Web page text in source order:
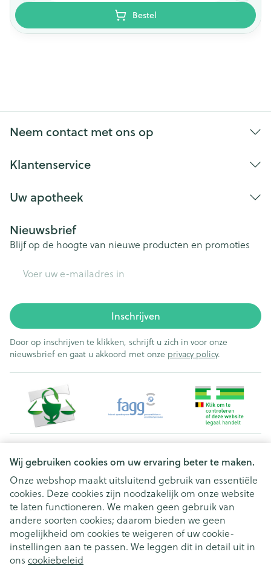
Wij gebruiken cookies om uw ervaring beter te maken.
Onze webshop maakt uitsluitend gebruik van essentiële
cookies. Deze cookies zijn noodzakelijk om onze website
te laten functioneren. We maken geen gebruik van
andere soorten cookies; daarom bieden we geen
mogelijkheid om cookies te weigeren of uw cookie-
instellingen aan te passen. We leggen dit in detail uit in
ons cookiebeleid
Bestel
Neem contact met ons op
Klantenservice
Uw apotheek
Nieuwsbrief
Blijf op de hoogte van nieuwe producten en promoties
Inschrijven
Door op inschrijven te klikken, schrijft u zich in voor onze
nieuwsbrief en gaat u akkoord met onze privacy policy.
Juridische links